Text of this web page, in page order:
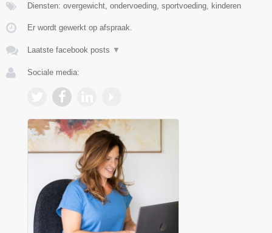
Diensten: overgewicht, ondervoeding, sportvoeding, kinderen
Er wordt gewerkt op afspraak.
Laatste facebook posts ▼
Sociale media: